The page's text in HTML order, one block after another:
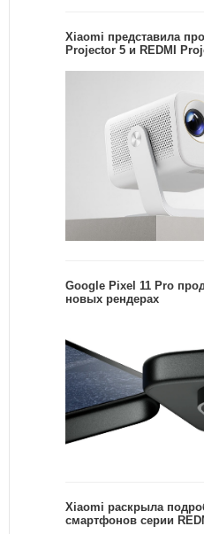
Xiaomi представила
Projector 5 и REDMI
Google Pixel 11 Pro
новых рендерах
Xiaomi раскрыла
смартфонов серии